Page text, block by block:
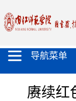
导航菜单
赓续红